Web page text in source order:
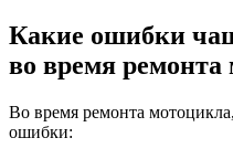
Какие ошибки
во время ремонта
Во время ремонта
ошибки: